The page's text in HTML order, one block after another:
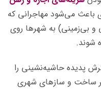
باعث می‌شود مهاجرانی که
و بی‌زمینی) به شهرها روی
شوند.
پدیده‌ حاشیه‌نشینی را
بر ساخت‌ و سازهای شهری